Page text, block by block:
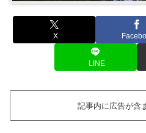
X
LINE
記事内に広告が含